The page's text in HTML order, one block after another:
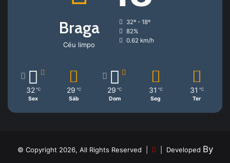
Braga
Céu limpo
32º - 18º
82%
0.62 km/h
32 ℃
Sex
29 ℃
Sáb
29 ℃
Dom
31 ℃
Seg
31 ℃
Ter
© Copyright 2026, All Rights Reserved | | Developed By